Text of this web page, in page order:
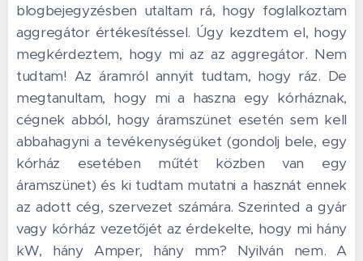
blogbejegyzésben utaltam rá, hogy foglalkoztam
aggregátor értékesítéssel. Úgy kezdtem el, hogy
megkérdeztem, hogy mi az az aggregátor. Nem
tudtam! Az áramról annyit tudtam, hogy ráz. De
megtanultam, hogy mi a haszna egy kórháznak,
cégnek abból, hogy áramszünet esetén sem kell
abbahagyni a tevékenységüket (gondolj bele, egy
kórház esetében műtét közben van egy
áramszünet) és ki tudtam mutatni a hasznát ennek
az adott cég, szervezet számára. Szerinted a gyár
vagy kórház vezetőjét az érdekelte, hogy mi hány
kW, hány Amper, hány mm? Nyilván nem. A